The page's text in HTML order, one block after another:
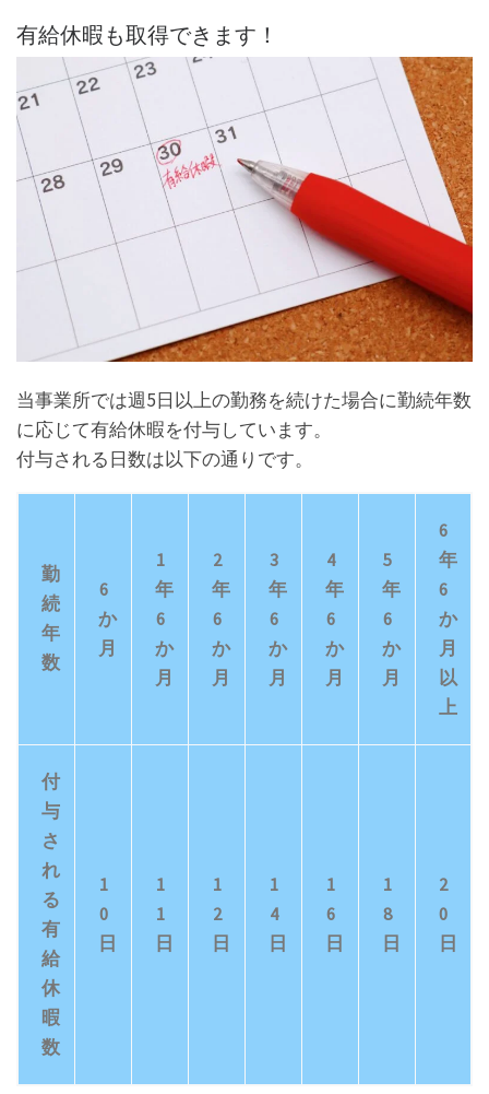
有給休暇も取得できます！
当事業所では週5日以上の勤務を続けた場合に勤続年数
に応じて有給休暇を付与しています。
付与される日数は以下の通りです。
勤
続
年
数
6
か
月
1
年
6
か
月
2
年
6
か
月
3
年
6
か
月
4
年
6
か
月
5
年
6
か
月
6
年
6
か
月
以
上
付
与
さ
れ
る
有
給
休
暇
数
1
0
日
1
1
日
1
2
日
1
4
日
1
6
日
1
8
日
2
0
日